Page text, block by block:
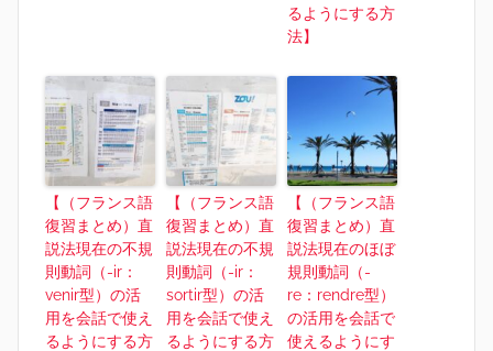
るようにする方
法】
【（フランス語
復習まとめ）直
説法現在の不規
則動詞（-ir：
venir型）の活
用を会話で使え
るようにする方
【（フランス語
復習まとめ）直
説法現在の不規
則動詞（-ir：
sortir型）の活
用を会話で使え
るようにする方
【（フランス語
復習まとめ）直
説法現在のほぼ
規則動詞（-
re：rendre型）
の活用を会話で
使えるようにす